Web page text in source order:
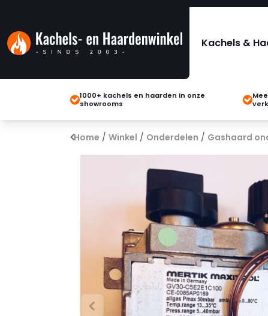
Kachels &
1000+ kachels en haarden in onze
showrooms
Home / Winkel / Onderdelen / Gashaard